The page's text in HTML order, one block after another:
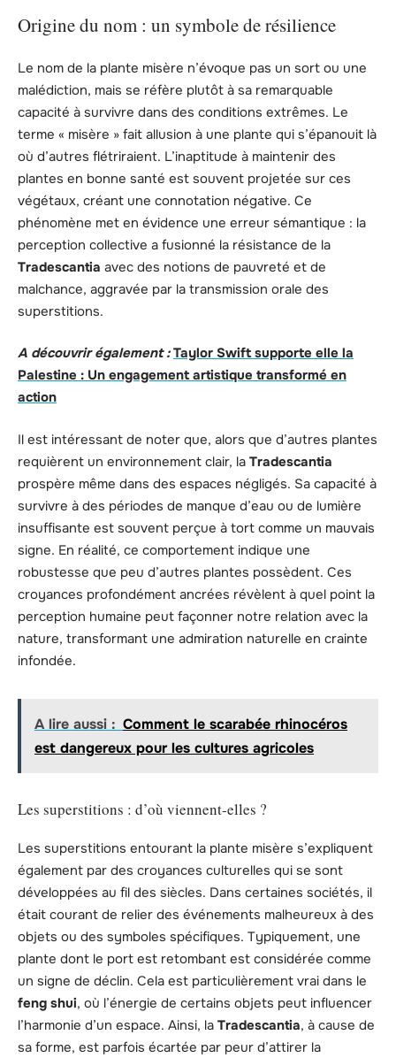
Origine du nom : un symbole de résilience
Le nom de la plante misère n’évoque pas un sort ou une
malédiction, mais se réfère plutôt à sa remarquable
capacité à survivre dans des conditions extrêmes. Le
terme « misère » fait allusion à une plante qui s’épanouit là
où d’autres flétriraient. L’inaptitude à maintenir des
plantes en bonne santé est souvent projetée sur ces
végétaux, créant une connotation négative. Ce
phénomène met en évidence une erreur sémantique : la
perception collective a fusionné la résistance de la
Tradescantia avec des notions de pauvreté et de
malchance, aggravée par la transmission orale des
superstitions.
A découvrir également : Taylor Swift supporte elle la
Palestine : Un engagement artistique transformé en
action
Il est intéressant de noter que, alors que d’autres plantes
requièrent un environnement clair, la Tradescantia
prospère même dans des espaces négligés. Sa capacité à
survivre à des périodes de manque d’eau ou de lumière
insuffisante est souvent perçue à tort comme un mauvais
signe. En réalité, ce comportement indique une
robustesse que peu d’autres plantes possèdent. Ces
croyances profondément ancrées révèlent à quel point la
perception humaine peut façonner notre relation avec la
nature, transformant une admiration naturelle en crainte
infondée.
A lire aussi : Comment le scarabée rhinocéros
est dangereux pour les cultures agricoles
Les superstitions : d’où viennent-elles ?
Les superstitions entourant la plante misère s’expliquent
également par des croyances culturelles qui se sont
développées au fil des siècles. Dans certaines sociétés, il
était courant de relier des événements malheureux à des
objets ou des symboles spécifiques. Typiquement, une
plante dont le port est retombant est considérée comme
un signe de déclin. Cela est particulièrement vrai dans le
feng shui, où l’énergie de certains objets peut influencer
l’harmonie d’un espace. Ainsi, la Tradescantia, à cause de
sa forme, est parfois écartée par peur d’attirer la